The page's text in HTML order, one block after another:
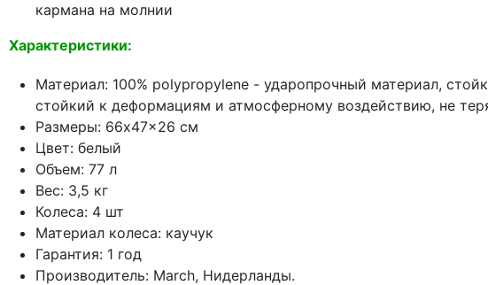
кармана на молнии
Характеристики:
Материал: 100% polypropylene - ударопрочный материал,
стойкий к деформациям и атмосферному воздействию, не
Размеры: 66x47x26 см
Цвет: белый
Объем: 77 л
Вес: 3,5 кг
Колеса: 4 шт
Материал колеса: каучук
Гарантия: 1 год
Производитель: March, Нидерланды.